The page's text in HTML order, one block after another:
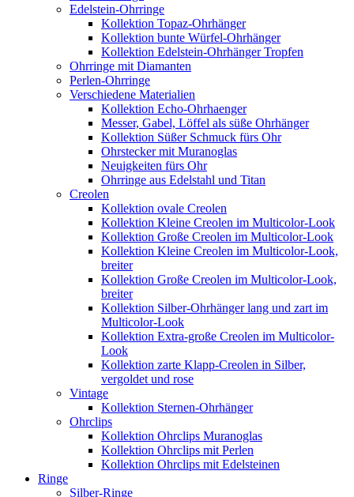
Edelstein-Ohrringe
Kollektion Topaz-Ohrhänger
Kollektion bunte Würfel-Ohrhänger
Kollektion Edelstein-Ohrhänger Tropfen
Ohrringe mit Diamanten
Perlen-Ohrringe
Verschiedene Materialien
Kollektion Echo-Ohrhaenger
Messer, Gabel, Löffel als süße Ohrhänger
Kollektion Süßer Schmuck fürs Ohr
Ohrstecker mit Muranoglas
Neuigkeiten fürs Ohr
Ohrringe aus Edelstahl und Titan
Creolen
Kollektion ovale Creolen
Kollektion Kleine Creolen im Multicolor-Look
Kollektion Große Creolen im Multicolor-Look
Kollektion Kleine Creolen im Multicolor-Look,
breiter
Kollektion Große Creolen im Multicolor-Look,
breiter
Kollektion Silber-Ohrhänger lang und zart im
Multicolor-Look
Kollektion Extra-große Creolen im Multicolor-
Look
Kollektion zarte Klapp-Creolen in Silber,
vergoldet und rose
Vintage
Kollektion Sternen-Ohrhänger
Ohrclips
Kollektion Ohrclips Muranoglas
Kollektion Ohrclips mit Perlen
Kollektion Ohrclips mit Edelsteinen
Ringe
Silber-Ringe